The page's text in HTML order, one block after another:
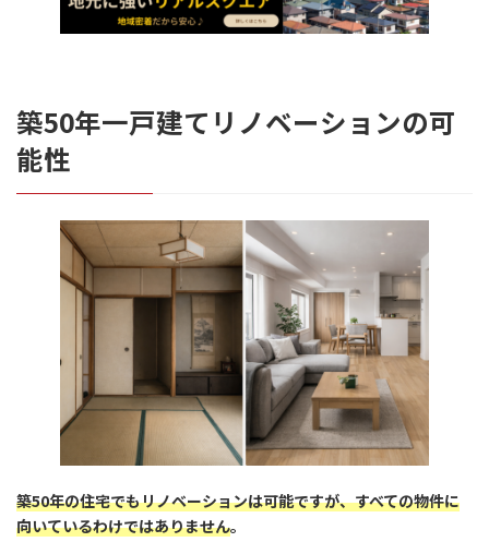
築50年一戸建てリノベーションの可
能性
築50年の住宅でもリノベーションは可能ですが、すべての物件に
向いているわけではありません。